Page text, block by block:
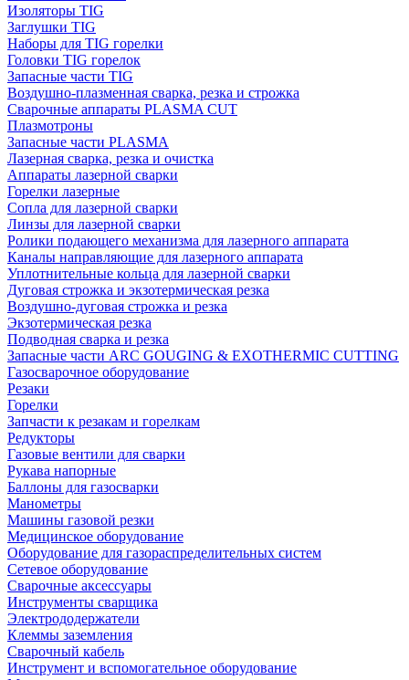
Изоляторы TIG
Заглушки TIG
Наборы для TIG горелки
Головки TIG горелок
Запасные части TIG
Воздушно-плазменная сварка, резка и строжка
Сварочные аппараты PLASMA CUT
Плазмотроны
Запасные части PLASMA
Лазерная сварка, резка и очистка
Аппараты лазерной сварки
Горелки лазерные
Сопла для лазерной сварки
Линзы для лазерной сварки
Ролики подающего механизма для лазерного аппарата
Каналы направляющие для лазерного аппарата
Уплотнительные кольца для лазерной сварки
Дуговая строжка и экзотермическая резка
Воздушно-дуговая строжка и резка
Экзотермическая резка
Подводная сварка и резка
Запасные части ARC GOUGING & EXOTHERMIC CUTTING
Газосварочное оборудование
Резаки
Горелки
Запчасти к резакам и горелкам
Редукторы
Газовые вентили для сварки
Рукава напорные
Баллоны для газосварки
Манометры
Машины газовой резки
Медицинское оборудование
Оборудование для газораспределительных систем
Сетевое оборудование
Сварочные аксессуары
Инструменты сварщика
Электрододержатели
Клеммы заземления
Сварочный кабель
Инструмент и вспомогательное оборудование